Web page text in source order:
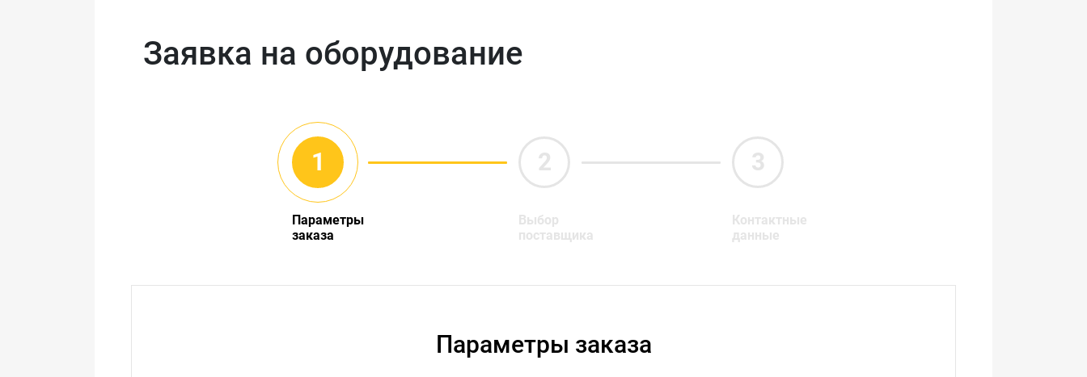
Заявка на оборудование
Параметры
заказа
Выбор
поставщика
Контактные
данные
Параметры заказа